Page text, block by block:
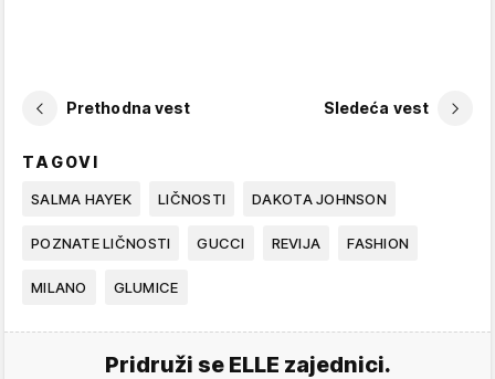
Prethodna vest Sledeća vest
TAGOVI
SALMA HAYEK LIČNOSTI DAKOTA JOHNSON
POZNATE LIČNOSTI GUCCI REVIJA FASHION
MILANO GLUMICE
Pridruži se ELLE zajednici.